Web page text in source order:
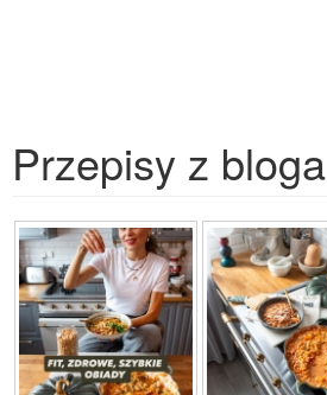
Przepisy z bloga